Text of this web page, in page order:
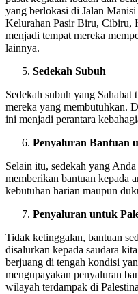
yang berlokasi di Jalan
Kelurahan Pasir Biru, Cibiru,
menjadi tempat mereka
lainnya.
Sedekah Subuh
Sedekah subuh yang
mereka yang membutuhkan.
ini menjadi perantara
Penyaluran Bantuan
Selain itu, sedekah yang
memberikan bantuan kepada
kebutuhan harian maupun
Penyaluran untuk
Tidak ketinggalan, bantuan
disalurkan kepada saudara
berjuang di tengah kondisi
mengupayakan penyaluran
wilayah terdampak di